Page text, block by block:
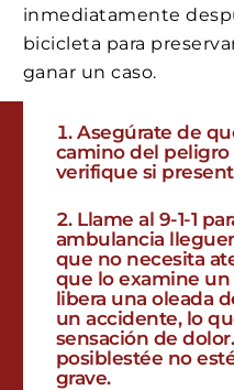
inmediatamente
bicicleta para
ganar un caso.
Asegúrate de
camino del peligro
verifique si
Llame al 9-1-1
ambulancia
que no necesita
que lo examine
libera una oleada
un accidente, lo
sensación de
posiblestée no
grave.